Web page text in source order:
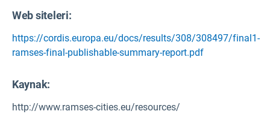
Web siteleri:
https://cordis.europa.eu/docs/results/308/308497/final1-
ramses-final-publishable-summary-report.pdf
Kaynak:
http://www.ramses-cities.eu/resources/